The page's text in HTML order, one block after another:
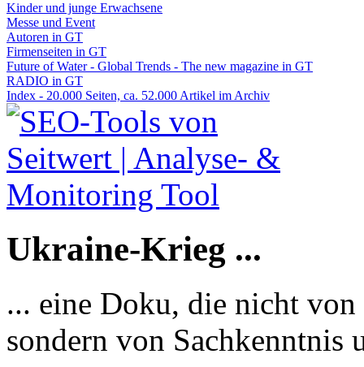
Kinder und junge Erwachsene
Messe und Event
Autoren in GT
Firmenseiten in GT
Future of Water - Global Trends - The new magazine in GT
RADIO in GT
Index - 20.000 Seiten, ca. 52.000 Artikel im Archiv
Ukraine-Krieg ...
... eine Doku, die nicht
sondern von Sachkenntnis